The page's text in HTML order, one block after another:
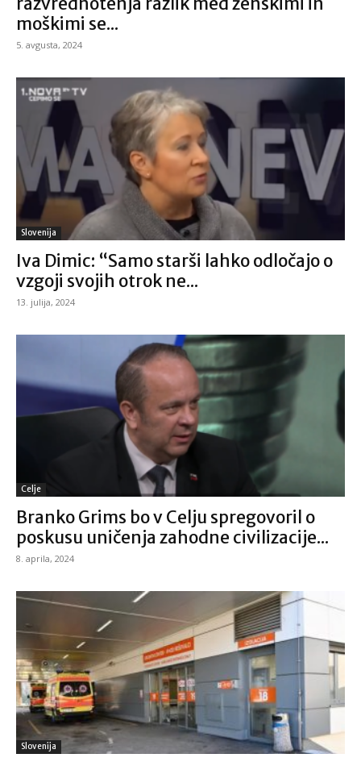
moškimi se...
5. avgusta, 2024
Slovenija
Iva Dimic: “Samo starši lahko odločajo o
vzgoji svojih otrok ne...
13. julija, 2024
Celje
Branko Grims bo v Celju spregovoril o
poskusu uničenja zahodne civilizacije...
8. aprila, 2024
Slovenija